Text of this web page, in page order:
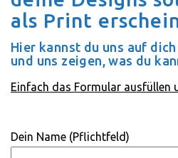
als Print
Hier kannst du uns auf
und uns zeigen, was du
Einfach das Formular ausfüllen
Dein Name (Pflichtfeld)